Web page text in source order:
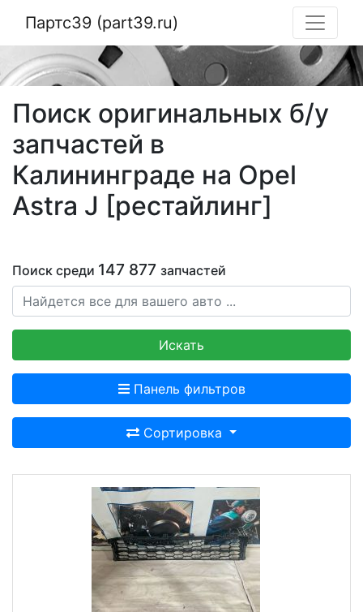
Партс39 (part39.ru)
Поиск оригинальных б/у
запчастей в
Калининграде на Opel
Astra J [рестайлинг]
Поиск среди 147 877 запчастей
Искать
Панель фильтров
Сортировка